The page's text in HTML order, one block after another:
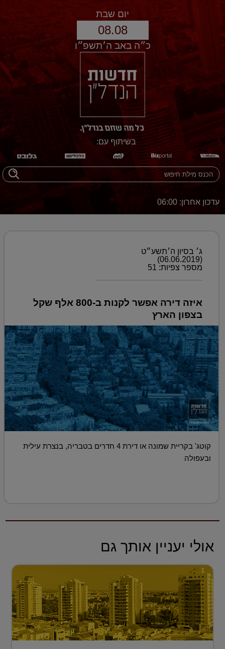
יום שבת
08.08
כ״ה באב ה׳תשפ״ו
בשיתוף עם:
עדכון אחרון: 06:00
ג׳ בסיון ה׳תשע״ט
(06.06.2019)
מספר צפיות: 51
איזה דירה אפשר לקנות ב-800 אלף שקל
בצפון הארץ
קוטג' בקריית שמונה או דירת 4 חדרים בטבריה, בנצרת עילית
ובעפולה
אולי יעניין אותך גם